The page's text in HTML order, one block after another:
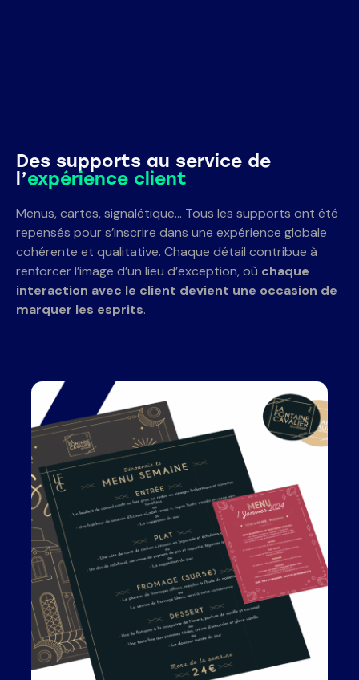
Des supports au service de
l’expérience client
Menus, cartes, signalétique… Tous les supports ont été
repensés pour s’inscrire dans une expérience globale
cohérente et qualitative. Chaque détail contribue à
renforcer l’image d’un lieu d’exception, où chaque
interaction avec le client devient une occasion de
marquer les esprits.